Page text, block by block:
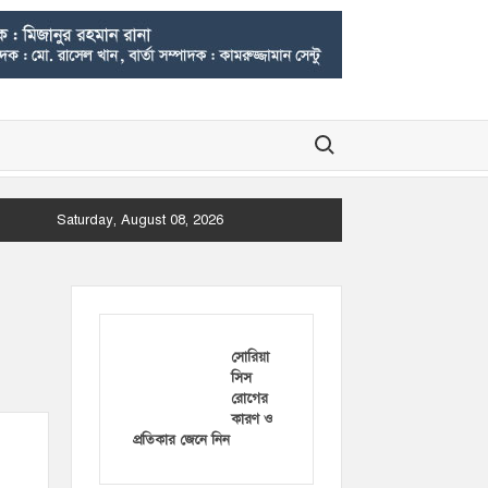
Search for:
Saturday, August 08, 2026
সোরিয়া
সিস
রোগের
কারণ ও
প্রতিকার জেনে নিন